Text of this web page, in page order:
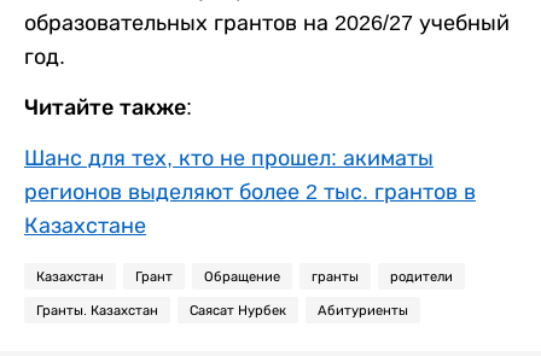
образовательных грантов на 2026/27 учебный
год.
Читайте также:
Шанс для тех, кто не прошел: акиматы
регионов выделяют более 2 тыс. грантов в
Казахстане
Казахстан Грант Обращение гранты родители
Гранты. Казахстан Саясат Нурбек Абитуриенты